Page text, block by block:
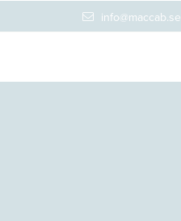
info@maccab.se